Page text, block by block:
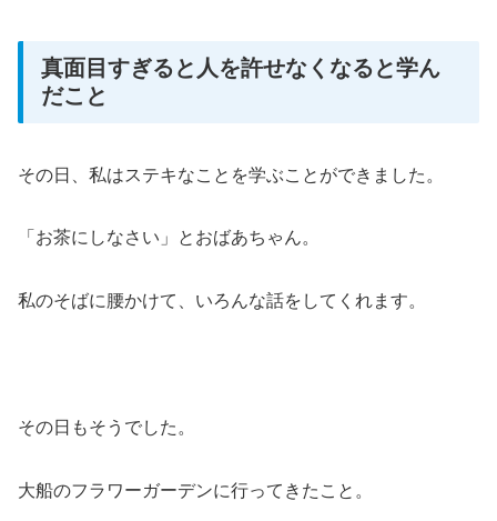
真面目すぎると人を許せなくなると学ん
だこと
その日、私はステキなことを学ぶことができました。
「お茶にしなさい」とおばあちゃん。
私のそばに腰かけて、いろんな話をしてくれます。
その日もそうでした。
大船のフラワーガーデンに行ってきたこと。